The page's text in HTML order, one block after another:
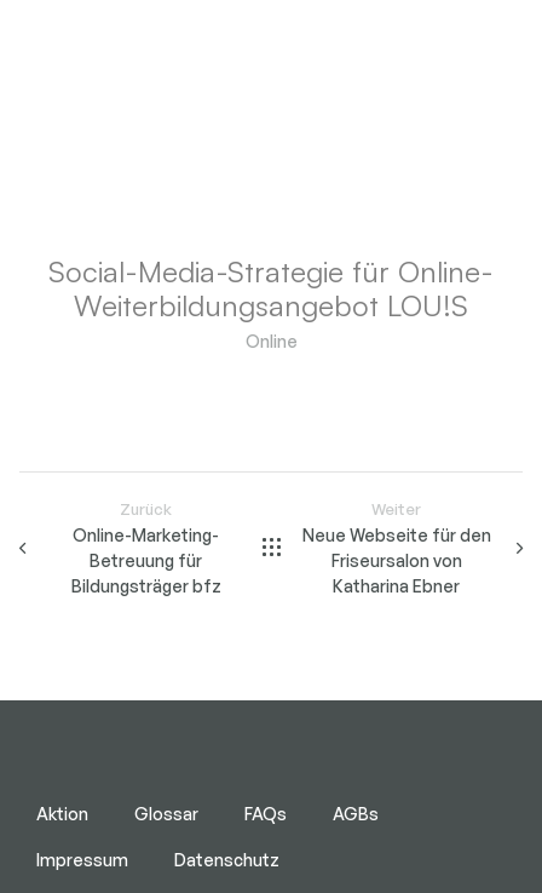
Social-Media-Strategie für Online-
Weiterbildungsangebot LOU!S
Online
Zurück
Online-Marketing-
Betreuung für
Bildungsträger bfz
Weiter
Neue Webseite für den
Friseursalon von
Katharina Ebner
Aktion Glossar FAQs AGBs
Impressum Datenschutz